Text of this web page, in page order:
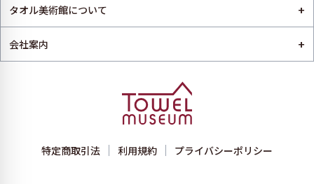
タオル美術館について +
会社案内 +
特定商取引法 利用規約 プライバシーポリシー